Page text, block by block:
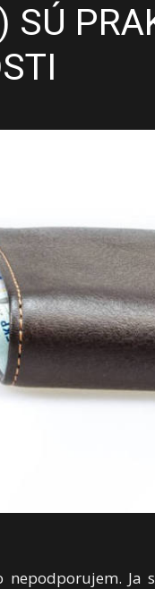
SÚ
nepodporujem.